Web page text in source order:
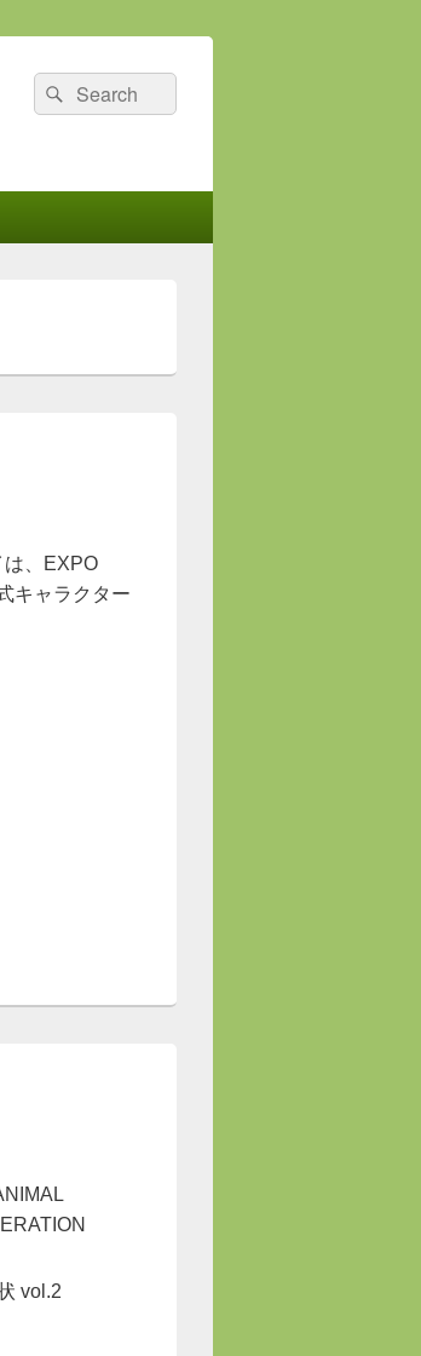
検
索:
検
索
は、EXPO
キャラクター
vol.2